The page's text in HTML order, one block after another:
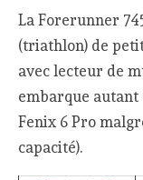
La Forerunner
(triathlon) de
avec lecteur de
embarque autant
Fenix 6 Pro
capacité).